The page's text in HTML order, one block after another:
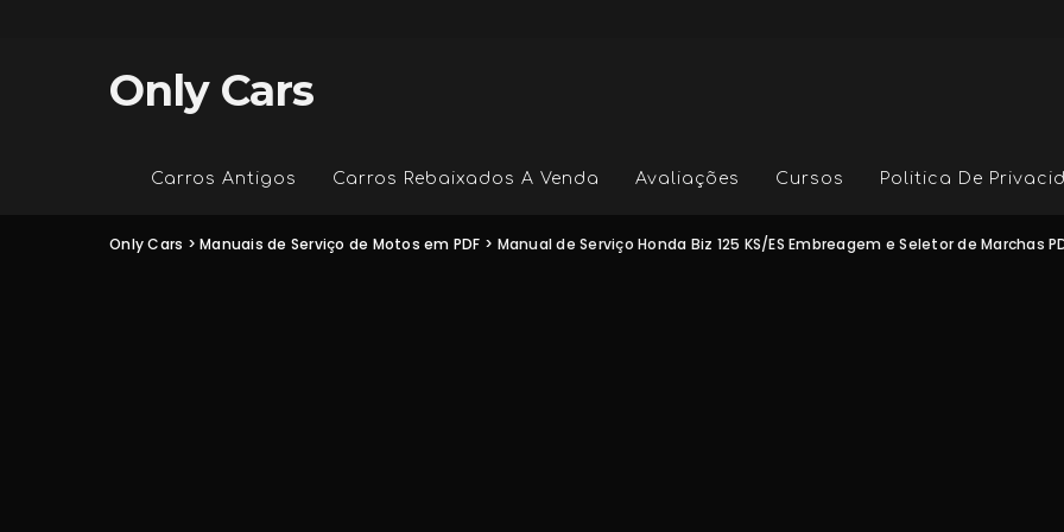
Only Cars
Carros Antigos Carros Rebaixados A Venda Avaliações Cursos Politica De
Only Cars >Manuais de Serviço de Motos em PDF > Manual de Serviço Honda Biz 125 KS/ES Embreagem e Seletor de Marchas